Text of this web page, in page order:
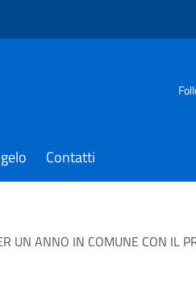
Contatti
ANNO IN COMUNE CON IL